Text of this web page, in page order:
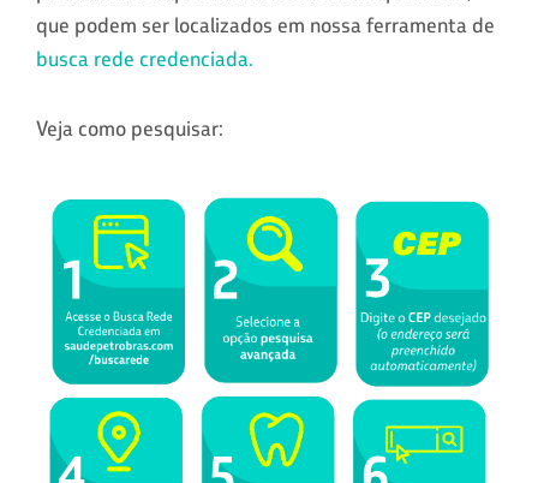
que podem ser localizados em nossa ferramenta de
busca rede credenciada.
Veja como pesquisar: